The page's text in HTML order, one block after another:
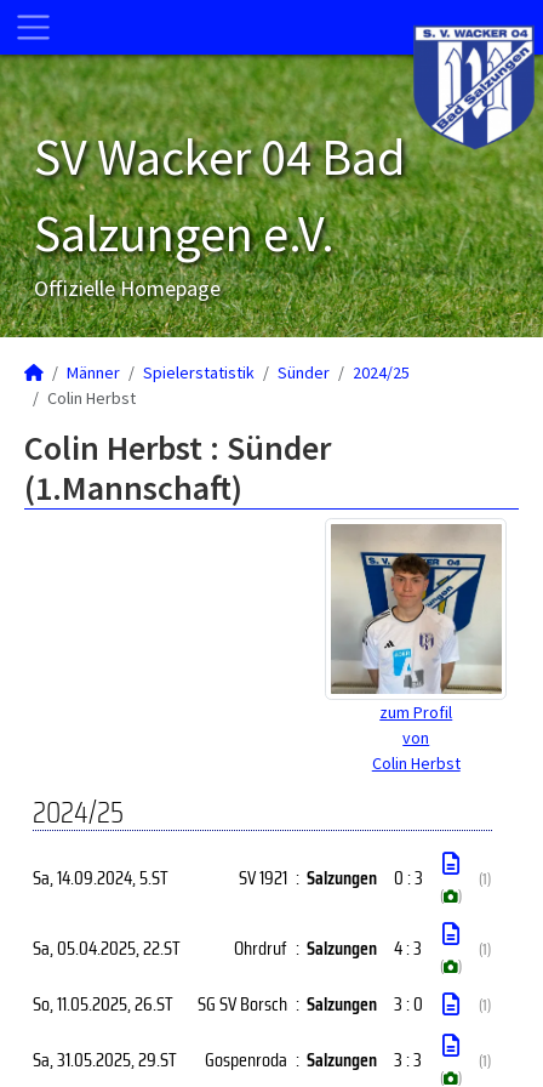
SV Wacker 04 Bad
Salzungen e.V.
Offizielle Homepage
Männer Spielerstatistik Sünder
2024/25
Colin Herbst
Colin Herbst : Sünder
(1.Mannschaft)
zum Profil
von
Colin Herbst
2024/25
Sa, 14.09.2024, 5.ST SV 1921 : Salzungen 0 : 3
( )
(1)
Sa, 05.04.2025, 22.ST Ohrdruf : Salzungen 4 : 3
( )
(1)
So, 11.05.2025, 26.ST SG SV Borsch : Salzungen 3 : 0 (1)
Sa, 31.05.2025, 29.ST Gospenroda : Salzungen 3 : 3
( )
(1)